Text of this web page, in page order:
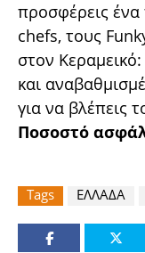
προσφέρεις
chefs, τους
στον
και
για να βλέπεις
Ποσοστό
Tags ΕΛΛΑΔΑ